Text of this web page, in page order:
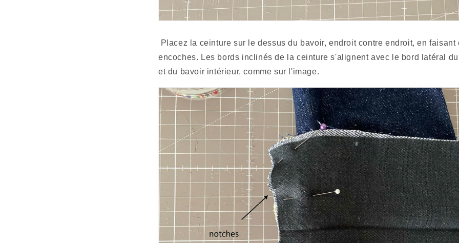
encoches. Les bords inclinés de la ceinture s'alignent avec le bord latéral
et du bavoir intérieur, comme sur l'image.